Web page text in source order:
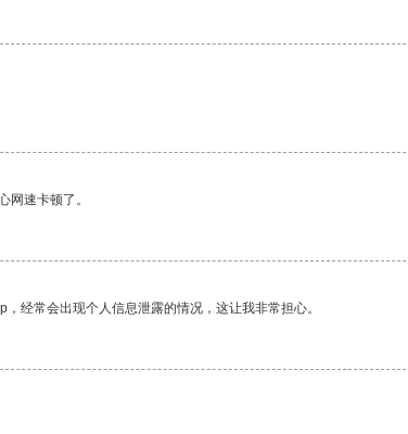
网速卡顿了。
经常会出现个人信息泄露的情况，这让我非常担心。